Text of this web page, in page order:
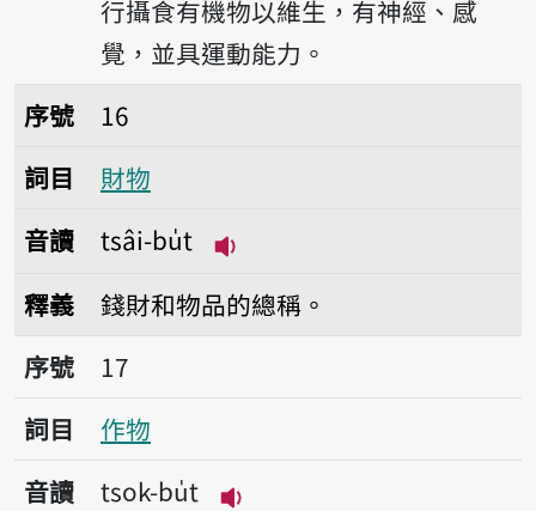
行攝食有機物以維生，有神經、感
覺，並具運動能力。
序號16財物
序號
16
詞目
財物
音讀
tsâi-bu̍t
釋義
錢財和物品的總稱。
序號17作物
序號
17
詞目
作物
音讀
tsok-bu̍t